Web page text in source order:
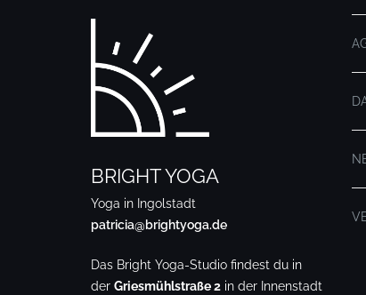
BRIGHT YOGA
Yoga in Ingolstadt
patricia@brightyoga.de
Das Bright Yoga-Studio findest du in
der Griesmühlstraße 2 in der Innenstadt